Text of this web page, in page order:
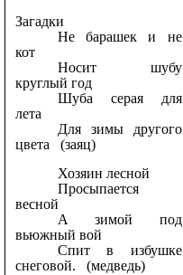
Загадки
Не барашек и не
кот
Носит шубу
круглый год
Шуба серая для
лета
Для зимы другого
цвета (заяц)
Хозяин лесной
Просыпается
весной
А зимой под
вьюжный вой
Спит в избушке
снеговой. (медведь)